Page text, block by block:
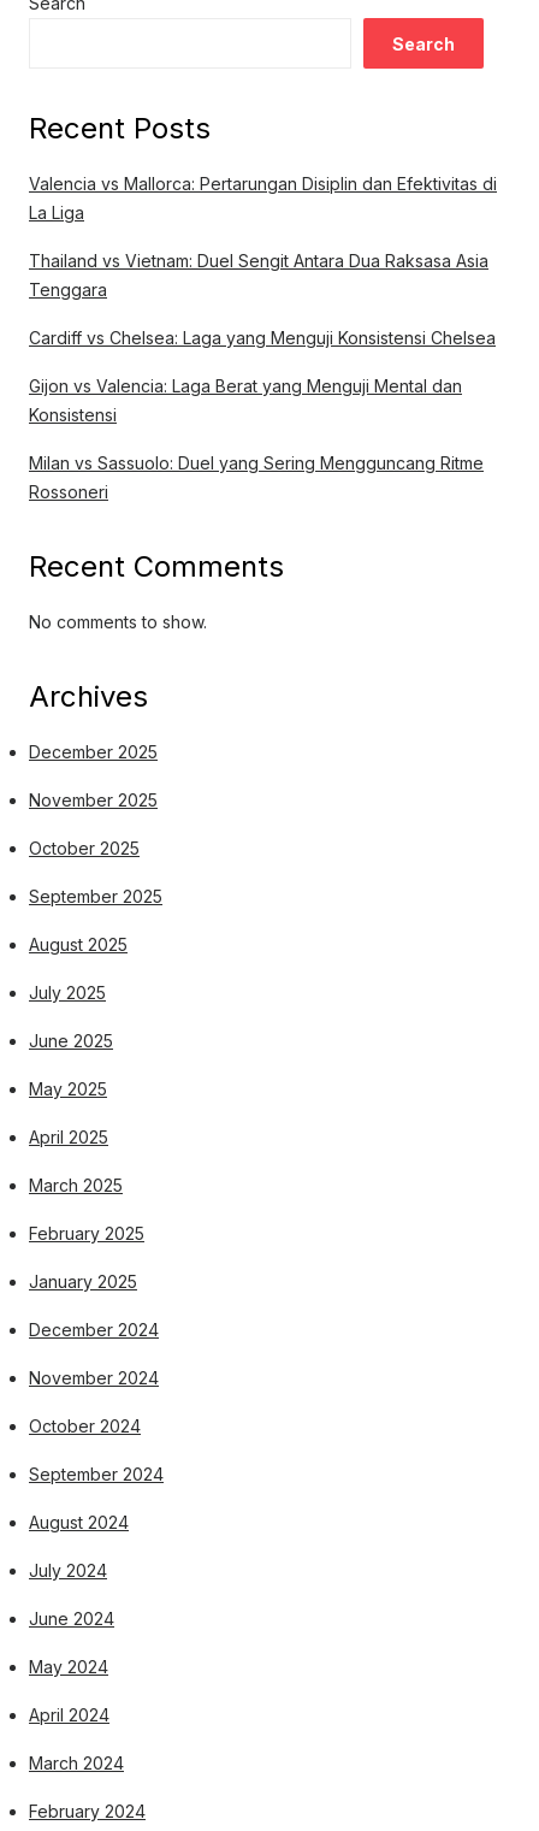
Search
Recent Posts
Valencia vs Mallorca: Pertarungan Disiplin dan Efektivitas di
La Liga
Thailand vs Vietnam: Duel Sengit Antara Dua Raksasa Asia
Tenggara
Cardiff vs Chelsea: Laga yang Menguji Konsistensi Chelsea
Gijon vs Valencia: Laga Berat yang Menguji Mental dan
Konsistensi
Milan vs Sassuolo: Duel yang Sering Mengguncang Ritme
Rossoneri
Recent Comments
No comments to show.
Archives
December 2025
November 2025
October 2025
September 2025
August 2025
July 2025
June 2025
May 2025
April 2025
March 2025
February 2025
January 2025
December 2024
November 2024
October 2024
September 2024
August 2024
July 2024
June 2024
May 2024
April 2024
March 2024
February 2024